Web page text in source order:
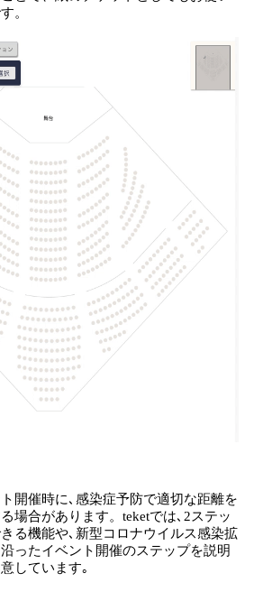
。
開催時に､感染症予防で適切な距離を
場合があります。teketでは､2ステッ
る機能や､新型コロナウイルス感染拡
ったイベント開催のステップを説明
しています｡